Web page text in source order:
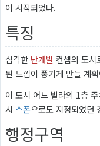
이 시작되었다.
특징
심각한 난개발컨셉의 도시
된 느낌이 풍기게 만들 계
이 도시 어느 빌라의 1층
시 스폰으로도 지정되었던
행정구역